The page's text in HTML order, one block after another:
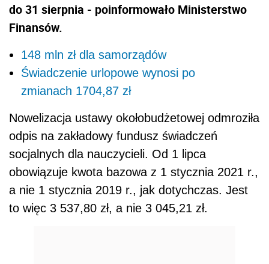
do 31 sierpnia - poinformowało Ministerstwo
Finansów.
148 mln zł dla samorządów
Świadczenie urlopowe wynosi po
zmianach 1704,87 zł
Nowelizacja ustawy okołobudżetowej odmroziła
odpis na zakładowy fundusz świadczeń
socjalnych dla nauczycieli. Od 1 lipca
obowiązuje kwota bazowa z 1 stycznia 2021 r.,
a nie 1 stycznia 2019 r., jak dotychczas. Jest
to więc 3 537,80 zł, a nie 3 045,21 zł.